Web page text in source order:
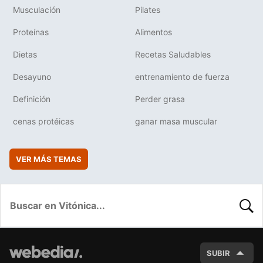
Musculación Pilates
Proteínas Alimentos
Dietas Recetas Saludables
Desayuno entrenamiento de fuerza
Definición Perder grasa
cenas protéicas ganar masa muscular
VER MÁS TEMAS
SUBIR